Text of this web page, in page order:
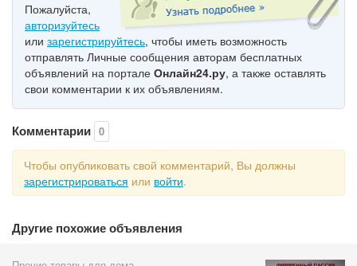
Пожалуйста,
авторизуйтесь
или зарегистрируйтесь, чтобы иметь возможность
отправлять Личные сообщения авторам бесплатных
объявлений на портале Онлайн24.ру, а также оставлять
свои комментарии к их объявлениям.
Комментарии 0
Чтобы опубликовать свой комментарий, Вы должны
зарегистрироваться или войти.
Другие похожие объявления